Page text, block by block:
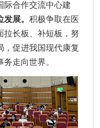
际合作交流中心建
发展。积极争取在医
拉长板、补短板，努
，促进我国现代康复
走向世界。